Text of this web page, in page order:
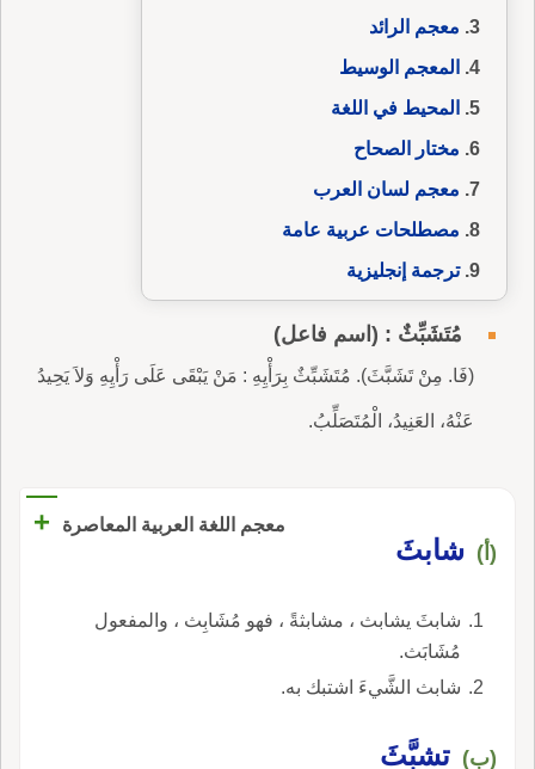
معجم الرائد
المعجم الوسيط
المحيط في اللغة
مختار الصحاح
معجم لسان العرب
مصطلحات عربية عامة
ترجمة إنجليزية
مُتَشَبِّثٌ : (اسم فاعل)
(فَا. مِنْ تَشَبَّثَ). مُتَشَبِّثٌ بِرَأْيِهِ : مَنْ يَبْقَى عَلَى رَأْيِهِ وَلاَ يَحِيدُ
عَنْهُ، العَنِيدُ، الْمُتَصَلِّبُ.
معجم اللغة العربية المعاصرة +
(أ) شابثَ
شابثَ يشابث ، مشابثةً ، فهو مُشَابِث ، والمفعول
مُشَابَث.
شابث الشَّيءَ اشتبك به.
(ب) تشبَّثَ